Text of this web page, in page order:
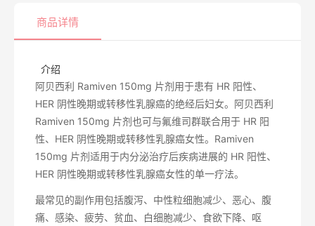
商品详情
介绍
阿贝西利 Ramiven 150mg 片剂用于患有 HR 阳性、
HER 阴性晚期或转移性乳腺癌的绝经后妇女。阿贝西利
Ramiven 150mg 片剂也可与氟维司群联合用于 HR 阳
性、HER 阴性晚期或转移性乳腺癌女性。Ramiven
150mg 片剂适用于内分泌治疗后疾病进展的 HR 阳性、
HER 阴性晚期或转移性乳腺癌女性的单一疗法。
最常见的副作用包括腹泻、中性粒细胞减少、恶心、腹
痛、感染、疲劳、贫血、白细胞减少、食欲下降、呕